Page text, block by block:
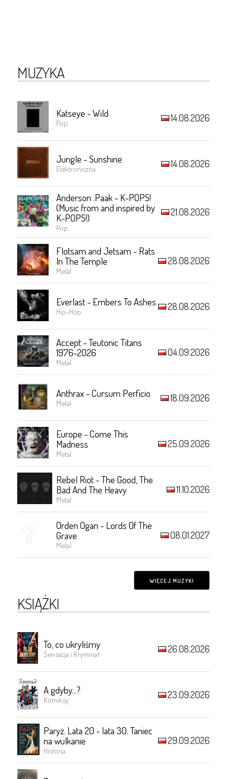
MUZYKA
Katseye - Wild
Pop 14.08.2026
Jungle - Sunshine
Elektroniczna 14.08.2026
Anderson .Paak - K-POPS!
(Music from and inspired by
K-POPS!)
Pop
21.08.2026
Flotsam and Jetsam - Rats
In The Temple
Metal
28.08.2026
Everlast - Embers To Ashes
Hip-Hop 28.08.2026
Accept - Teutonic Titans
1976-2026
Metal
04.09.2026
Anthrax - Cursum Perficio
Metal 18.09.2026
Europe - Come This
Madness
Metal
25.09.2026
Rebel Riot - The Good, The
Bad And The Heavy
Metal
11.10.2026
Orden Ogan - Lords Of The
Grave
Metal
08.01.2027
WIĘCEJ MUZYKI
KSIĄŻKI
To, co ukryliśmy
Sensacja i Kryminał 26.08.2026
A gdyby...?
Komiksy 23.09.2026
Paryż. Lata 20 - lata 30. Taniec
na wulkanie
Historia
29.09.2026